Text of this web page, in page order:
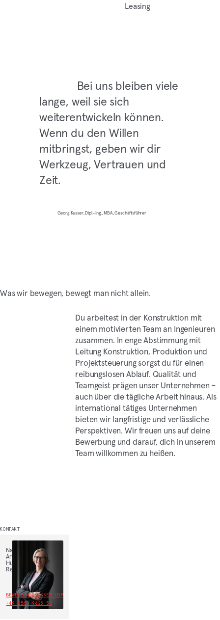
Leasing
Bei uns bleiben viele
lange, weil sie sich
weiterentwickeln können.
Wenn du den Willen
mitbringst, geben wir dir
Werkzeug, Vertrauen und
Zeit.
Georg Kusser, Dipl.-Ing., MBA, Geschäftsführer
Was wir bewegen, bewegt man nicht allein.
Du arbeitest in der Konstruktion mit
einem motivierten Team an Ingenieuren
zusammen. In enge Abstimmung mit
Leitung Konstruktion, Produktion und
Projektsteuerung sorgst du für einen
reibungslosen Ablauf. Qualität und
Teamgeist prägen unser Unternehmen –
auch über die tägliche Arbeit hinaus. Als
international tätiges Unternehmen
bieten wir langfristige und verlässliche
Perspektiven. Wir freuen uns auf deine
Bewerbung und darauf, dich in unserem
Team willkommen zu heißen.
KONTAKT
Nadine
Arbinger,
Human
Resources
BEWERBUNG@KUSSER.COM
+49 8544 9625-58